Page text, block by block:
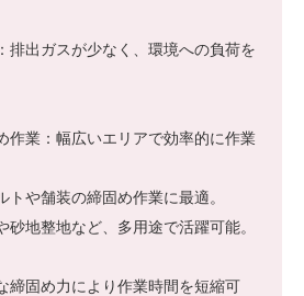
排出ガスが少なく、環境への負荷を
作業：幅広いエリアで効率的に作業
トや舗装の締固め作業に最適。
砂地整地など、多用途で活躍可能。
締固め力により作業時間を短縮可